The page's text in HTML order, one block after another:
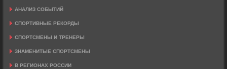
АНАЛИЗ СОБЫТИЙ
СПОРТИВНЫЕ РЕКОРДЫ
СПОРТСМЕНЫ И ТРЕНЕРЫ
ЗНАМЕНИТЫЕ СПОРТСМЕНЫ
В РЕГИОНАХ РОССИИ